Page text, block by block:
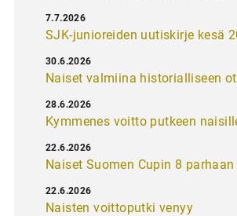
SJK-junioreiden uutiskirje kesä
7.7.2026
Naiset valmiina historialliseen
30.6.2026
Kymmenes voitto putkeen
28.6.2026
Naiset Suomen Cupin 8
22.6.2026
Naisten voittoputki venyy
22.6.2026